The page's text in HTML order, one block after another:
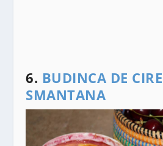
6. BUDINCA DE
SMANTANA